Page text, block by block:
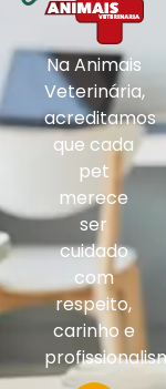
Na Animais
Veterinária,
acreditamos
que cada
pet
merece
ser
cuidado
com
respeito,
carinho e